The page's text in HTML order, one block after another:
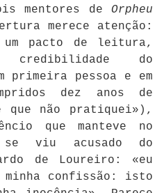
mentores de Orpheu
merece atenção:
um pacto de leitura,
credibilidade do
primeira pessoa e em
dez anos de
que não pratiquei»),
que manteve no
se viu acusado do
de Loureiro: «eu
minha confissão: isto